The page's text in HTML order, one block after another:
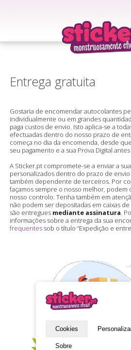
Entrega gratuita
Gostaria de encomendar autocolantes
individualmente ou em grandes
paga custos de envio. Isto aplica-se a
efectuadas dentro do nosso prazo de
começa no dia da encomenda, desde
seu pagamento e a sua Prova Digital
A Sticker.pt compromete-se a enviar a
personalizados dentro do prazo de envio
também dependente de terceiros. Por
façamos sempre o nosso melhor, podem
nosso controlo. Tenha também em
não podem ser depositadas em caixas
são entregues mediante assinatura.
informações sobre a entrega da sua
frequentes sob o título “Expedição e
Cookies
Sobre